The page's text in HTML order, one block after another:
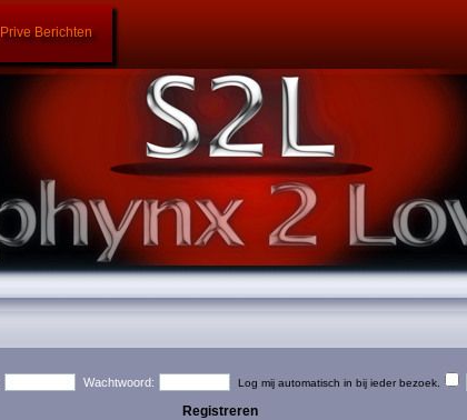
Prive Berichten
Wachtwoord: Log mij automatisch in bij ieder bezoek.
Registreren